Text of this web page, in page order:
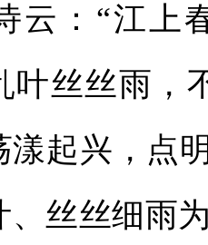
云：“江
叶丝丝雨，
漾起兴，点
、丝丝细雨